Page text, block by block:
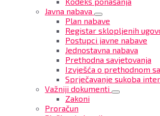
Javna nabava
Plan nabave
Registar sklopljenih
Postupci javne nabave
Jednostavna nabava
Prethodna savjetovanja
Izvješća o prethodnom
Sprječavanje sukoba
Važniji dokumenti
Zakoni
Proračun